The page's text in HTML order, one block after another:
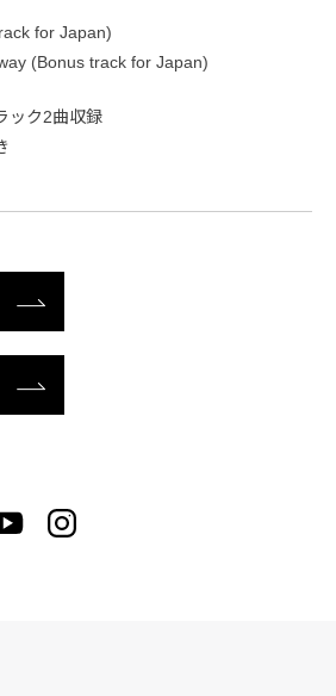
for Japan)
(Bonus track for Japan)
ック2曲収録